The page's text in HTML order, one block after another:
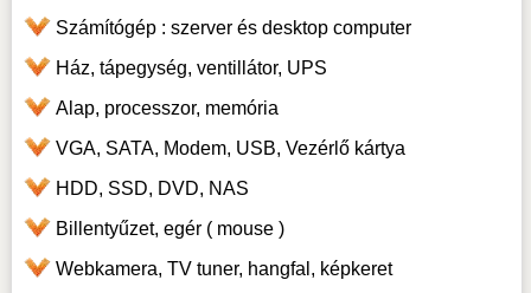
Számítógép : szerver és desktop computer
Ház, tápegység, ventillátor, UPS
Alap, processzor, memória
VGA, SATA, Modem, USB, Vezérlő kártya
HDD, SSD, DVD, NAS
Billentyűzet, egér ( mouse )
Webkamera, TV tuner, hangfal, képkeret